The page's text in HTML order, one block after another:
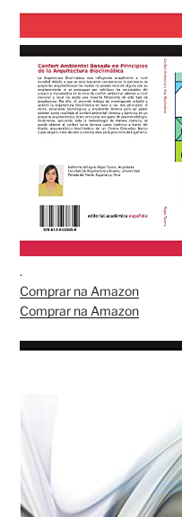
.
Comprar na Amazon
Comprar na Amazon